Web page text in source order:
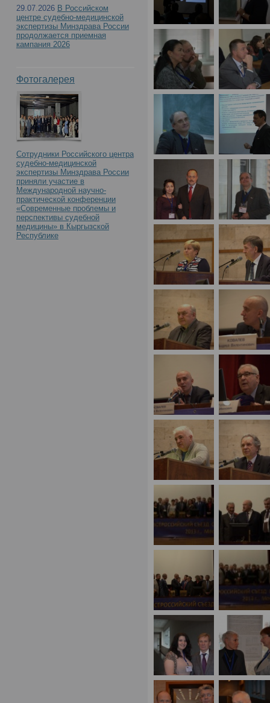
29.07.2026 В Российском
центре судебно-медицинской
экспертизы Минздрава России
продолжается приемная
кампания 2026
Фотогалерея
Сотрудники Российского центра
судебно-медицинской
экспертизы Минздрава России
приняли участие в
Международной научно-
практической конференции
«Современные проблемы и
перспективы судебной
медицины» в Кыргызской
Республике